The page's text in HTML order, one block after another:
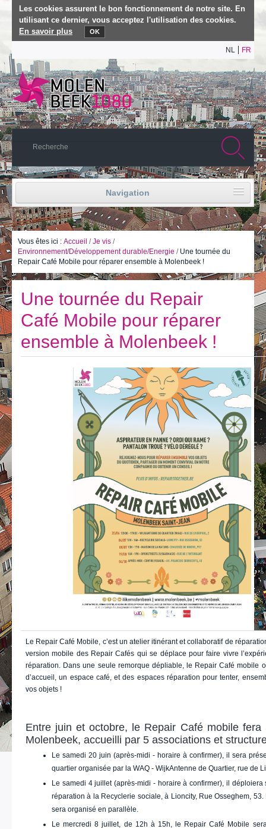
Les cookies assurent le bon fonctionnement de notre site. En
utilisant ce dernier, vous acceptez l'utilisation des cookies.
En savoir plus
OK
NL FR
Navigation
Accueil
Vie politique
Je vis
Je visite
Publications
Actualités
E-guichet / Prendre RDV
Actualités
Vous êtes ici : Accueil /Je vis /
Environnement/Développement durable/Energie / Une tournée du
Repair Café Mobile pour réparer ensemble à Molenbeek !
Une tournée du Repair
Café Mobile pour réparer
ensemble à Molenbeek !
Le Repair Café Mobile, c’est un atelier itinérant et collaboratif de
version mobile des Repair Cafés qui se déplace pour faire vivre
réparation. Dans une seule remorque dépliable, le Repair Café mobile
d’accueil, un espace café, et des espaces réparation pour tenter,
vos objets !
Entre juin et octobre, le Repair Café mobile fera
Molenbeek, accueilli par 5 associations et
Le samedi 20 juin (après-midi - horaire à confirmer), il sera
quartier organisée par la WAQ - WijkAntenne de Quartier, rue de
Le samedi 4 juillet (après-midi - horaire à confirmer), il déploiera
réparation à la Recyclerie sociale, à Lioncity, Rue Osseghem,
sera organisé en parallèle.
Le mercredi 8 juillet, de 12h à 15h, le Repair Café Mobile